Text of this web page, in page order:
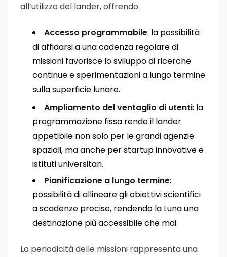
all’utilizzo del lander, offrendo:
Accesso programmabile: la possibilità
di affidarsi a una cadenza regolare di
missioni favorisce lo sviluppo di ricerche
continue e sperimentazioni a lungo termine
sulla superficie lunare.
Ampliamento del ventaglio di utenti: la
programmazione fissa rende il lander
appetibile non solo per le grandi agenzie
spaziali, ma anche per startup innovative e
istituti universitari.
Pianificazione a lungo termine:
possibilità di allineare gli obiettivi scientifici
a scadenze precise, rendendo la Luna una
destinazione più accessibile che mai.
La periodicità delle missioni rappresenta una